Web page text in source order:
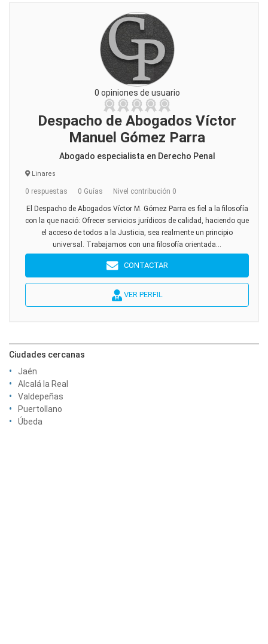
0 opiniones de usuario
Despacho de Abogados Víctor
Manuel Gómez Parra
Abogado especialista en Derecho Penal
Linares
0 respuestas 0 Guías Nivel contribución 0
El Despacho de Abogados Víctor M. Gómez Parra es fiel a la filosofía
con la que nació: Ofrecer servicios jurídicos de calidad, haciendo que
el acceso de todos a la Justicia, sea realmente un principio
universal. Trabajamos con una filosofía orientada...
CONTACTAR
VER PERFIL
Ciudades cercanas
Jaén
Alcalá la Real
Valdepeñas
Puertollano
Úbeda